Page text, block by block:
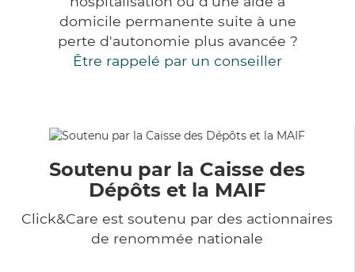
domicile permanente suite à une
perte d'autonomie plus avancée ?
Être rappelé par un conseiller
Soutenu par la Caisse des
Dépôts et la MAIF
Click&Care est soutenu par des actionnaires
de renommée nationale